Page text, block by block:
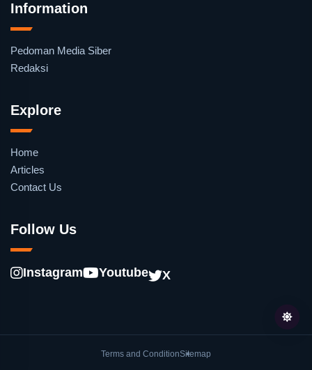
Information
Pedoman Media Siber
Redaksi
Explore
Home
Articles
Contact Us
Follow Us
Instagram Youtube X
Terms and ConditionSitemap